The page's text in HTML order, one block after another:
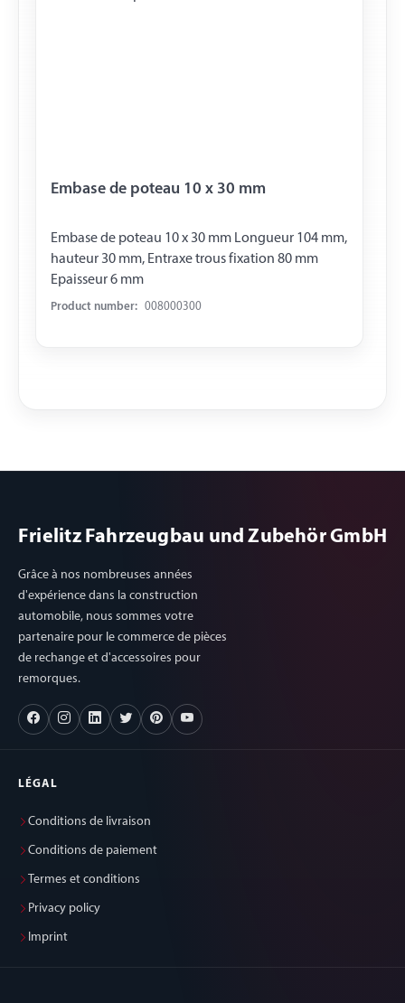
Embase de poteau 10 x 30 mm
Embase de poteau 10 x 30 mm Longueur 104 mm,
hauteur 30 mm, Entraxe trous fixation 80 mm
Epaisseur 6 mm
Product number: 008000300
Frielitz Fahrzeugbau und Zubehör GmbH
Grâce à nos nombreuses années
d'expérience dans la construction
automobile, nous sommes votre
partenaire pour le commerce de pièces
de rechange et d'accessoires pour
remorques.
LÉGAL
Conditions de livraison
Conditions de paiement
Termes et conditions
Privacy policy
Imprint